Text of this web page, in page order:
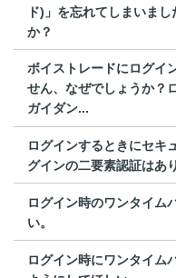
ド)」を忘れてしまいま
か？
ボイストレードにログイ
せん、なぜでしょうか？
ガイダン...
ログインするときにセキ
グインの二要素認証はあ
ログイン時のワンタイム
い。
ログイン時にワンタイム